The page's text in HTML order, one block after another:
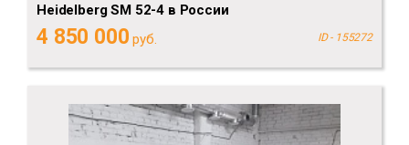
Heidelberg SM 52-4 в России
4 850 000 руб. ID - 155272